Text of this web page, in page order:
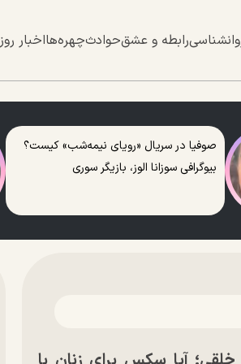
رابطه و عشقحوادثچهره‌هااخبار روز
صوفیا در سریال «رویای نیمه‌شب» کیست؟
بیوگرافی سوزانا الوز، بازیگر سوری